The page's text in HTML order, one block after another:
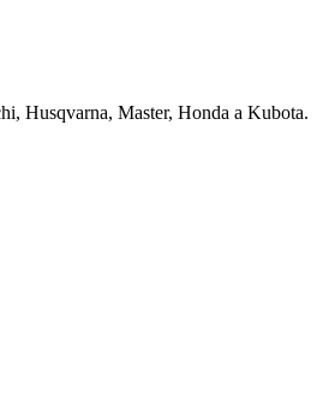
Husqvarna, Master, Honda a Kubota.